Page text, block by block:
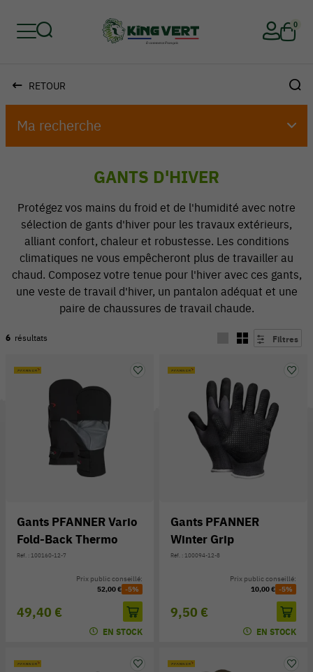
0
V
RETOUR
Ma recherche
GANTS D'HIVER
​Protégez vos mains du froid et de l'humidité avec notre
sélection de gants d'hiver pour les travaux extérieurs,
alliant confort, chaleur et robustesse. Les conditions
climatiques ne vous empêcheront plus de travailler au
chaud. Composez votre tenue pour l'hiver avec ces gants,
une veste de travail d'hiver, un pantalon adéquat et une
paire de chaussures de travail chaude.
6 résultats Filtres
Gants PFANNER Vario
Fold-Back Thermo
Réf. : 100160-12-7
49,40 €
Prix public conseillé:
52,00 € -5%
EN STOCK
Gants PFANNER
Winter Grip
Réf. : 100094-12-8
9,50 €
Prix public conseillé:
10,00 € -5%
EN STOCK